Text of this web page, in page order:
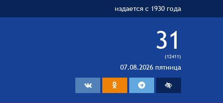
издается с 1930 года
31
(12411)
07.08.2026 пятница